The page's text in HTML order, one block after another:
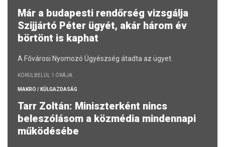
Már a budapesti rendőrség vizsgálja
Szijjártó Péter ügyét, akár három év
börtönt is kaphat
A Fővárosi Nyomozó Ügyészség átadta az ügyet.
KÖRÜLBELÜL 1 ÓRÁJA
MAKRO / KÜLGAZDASÁG
Tarr Zoltán: Miniszterként nincs
beleszólásom a közmédia mindennapi
működésébe